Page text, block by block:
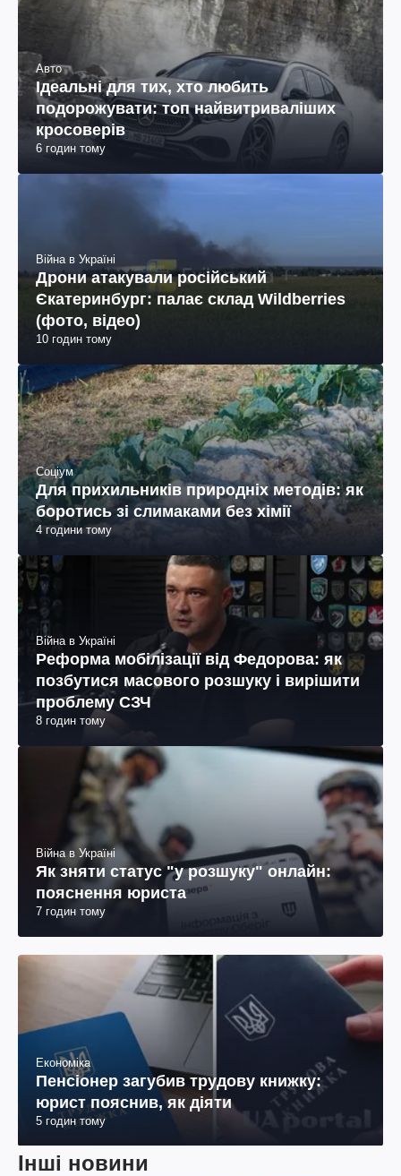
Авто
Ідеальні для тих, хто любить
подорожувати: топ найвитриваліших
кросоверів
6 годин тому
Війна в Україні
Дрони атакували російський
Єкатеринбург: палає склад Wildberries
(фото, відео)
10 годин тому
Соціум
Для прихильників природніх методів: як
боротись зі слимаками без хімії
4 години тому
Війна в Україні
Реформа мобілізації від Федорова: як
позбутися масового розшуку і вирішити
проблему СЗЧ
8 годин тому
Війна в Україні
Як зняти статус "у розшуку" онлайн:
пояснення юриста
7 годин тому
Економіка
Пенсіонер загубив трудову книжку:
юрист пояснив, як діяти
5 годин тому
Інші новини